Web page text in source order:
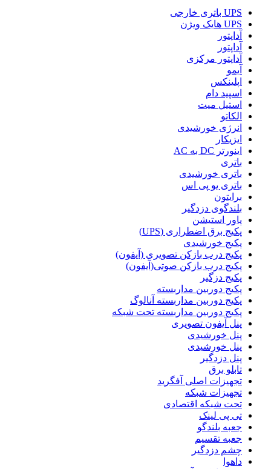
UPS باتری خارجی
UPS هایک ویژن
آداپتور
آداپتور
آداپتور مرکزی
آیمو
اپلینکس
اسپید دام
استیل میت
الکاتو
انرژی خورشیدی
ایزیکار
اینورتر DC به AC
باتری
باتری خورشیدی
باتری یو پی اس
برایتون
بلندگوی دزدگیر
پاور استیشن
پکیج برق اضطراری (UPS)
پکیج خورشیدی
پکیج درب بازکن تصویری (آیفون)
پکیج درب بازکن صوتی(آیفون)
پکیج دزگیر
پکیج دوربین مداربسته
پکیج دوربین مداربسته آنالوگ
پکیج دوربین مداربسته تحت شبکه
پنل آیفون تصویری
پنل خورشیدی
پنل خورشیدی
پنل دزدگیر
تابلو برق
تجهیزات اصلی آفگرید
تجهیزات شبکه
تحت شبکه اقتصادی
تی پی لینک
جعبه بلندگو
جعبه تقسیم
چشم دزدگیر
داهوا